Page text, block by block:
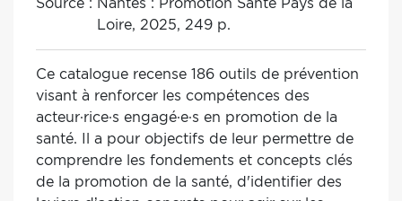
Loire, 2025, 249 p.
Ce catalogue recense 186 outils de prévention
visant à renforcer les compétences des
acteur·rice·s engagé·e·s en promotion de la
santé. Il a pour objectifs de leur permettre de
comprendre les fondements et concepts clés
de la promotion de la santé, d'identifier des